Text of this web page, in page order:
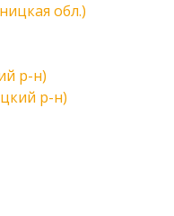
обл.)
р-н)
р-н)